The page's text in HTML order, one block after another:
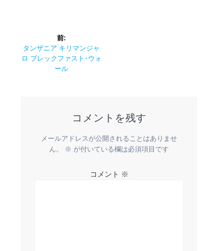
稿
前:
前
の
タンザニア キリマンジャ
ロ ブレックファスト･ウォ
ール
コメントを残す
メールアドレスが公開されることはありませ
ん。
※ が付いている欄は必須項目です
コメント ※